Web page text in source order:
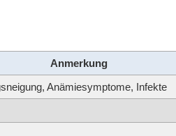
Anmerkung
Anämiesymptome, Infekte